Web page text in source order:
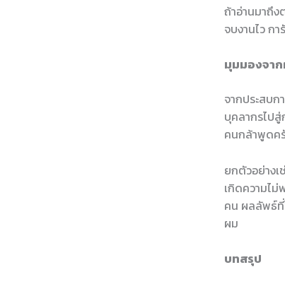
ถ้าอ่านมาถึ
จบงานไว ก
มุมมองจา
จากประสบ
บุคลากรไป
คนกล้าพูดค
ยกตัวอย่างเ
เกิดความไม่
คน ผลลัพธ์ที่
ผม
บทสรุป